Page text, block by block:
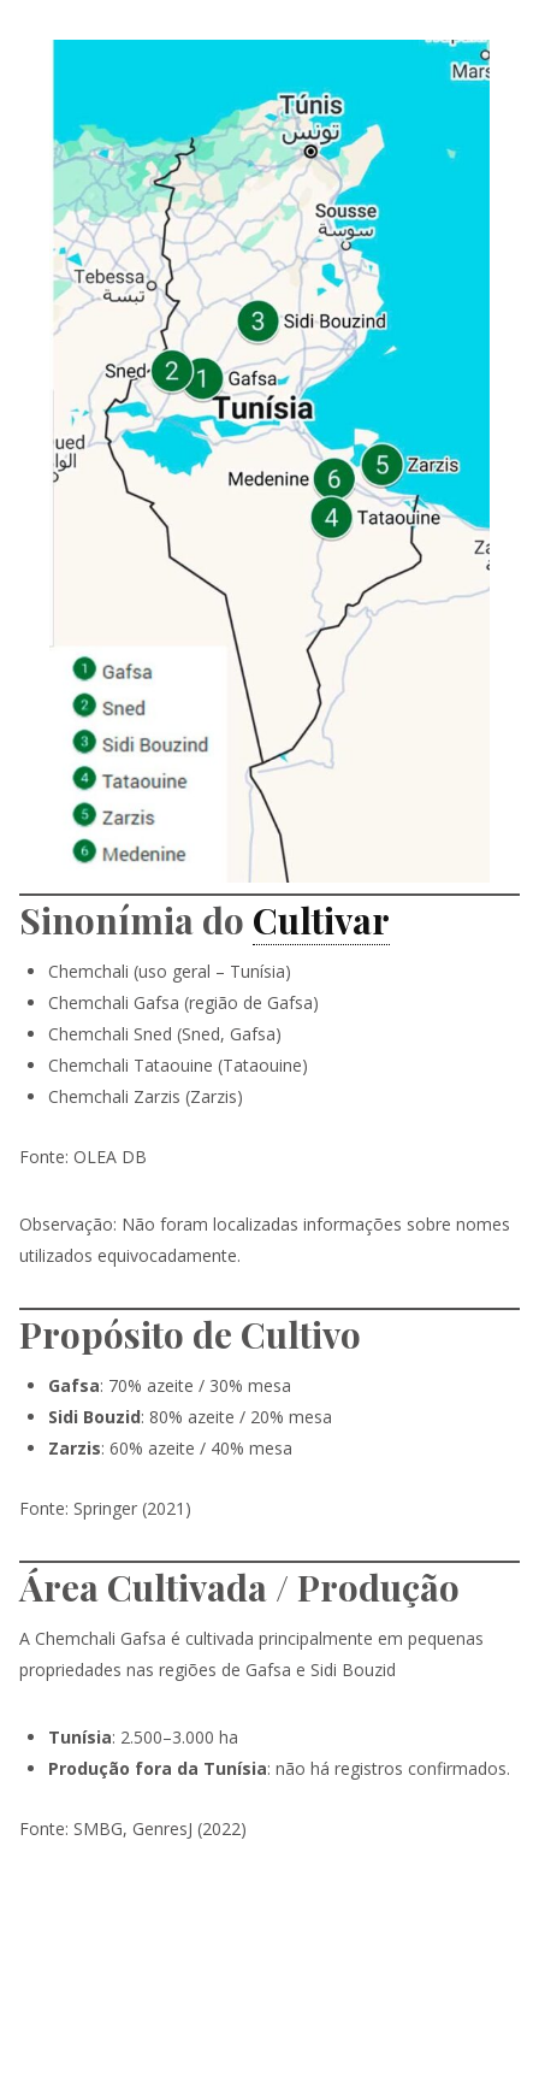
Sinonímia do Cultivar
Chemchali (uso geral – Tunísia)
Chemchali Gafsa (região de Gafsa)
Chemchali Sned (Sned, Gafsa)
Chemchali Tataouine (Tataouine)
Chemchali Zarzis (Zarzis)
Fonte: OLEA DB
Observação: Não foram localizadas informações sobre nomes
utilizados equivocadamente.
Propósito de Cultivo
Gafsa: 70% azeite / 30% mesa
Sidi Bouzid: 80% azeite / 20% mesa
Zarzis: 60% azeite / 40% mesa
Fonte: Springer (2021)
Área Cultivada / Produção
A Chemchali Gafsa é cultivada principalmente em pequenas
propriedades nas regiões de Gafsa e Sidi Bouzid
Tunísia: 2.500–3.000 ha
Produção fora da Tunísia: não há registros confirmados.
Fonte: SMBG, GenresJ (2022)